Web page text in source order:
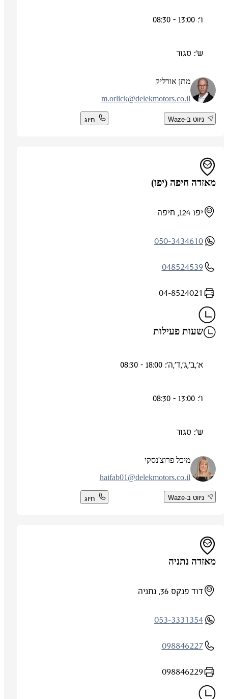
ש': סגור
מתן אורליק
m.orlick@delekmotors.co.il
ניווט ב-Waze חיוג
מאזדה חיפה (יפו)
יפו 124, חיפה
050-3434610
048524539
04-8524021
שעות פעילות
א',ב',ג',ד',ה': 18:00 - 08:30
ש': סגור
מיכל פרוצ'נסקי
haifab01@delekmotors.co.il
ניווט ב-Waze חיוג
מאזדה נתניה
דוד פנקס 36, נתניה
053-3331354
098846227
098846229